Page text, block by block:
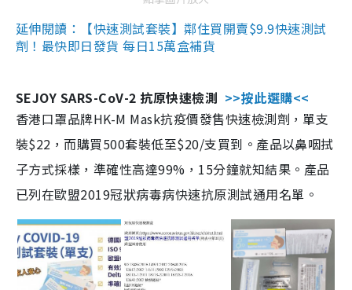
延伸閱讀：【快速測試套裝】鄰住買開賣$9.9快速測試
劑！最快即日發貨 每日15萬盒補貨
SEJOY SARS-CoV-2 抗原快速檢測 >>按此選購<<
香港口罩品牌HK-M Mask抗疫價發售快速檢測劑，單支
裝$22，而購買500套裝低至$20/支買到。產品以鼻咽拭
子方式採樣，準確性高達99%，15分鐘就知結果。產品
已列在歐盟2019冠狀病毒病快速抗原測試通用名單。